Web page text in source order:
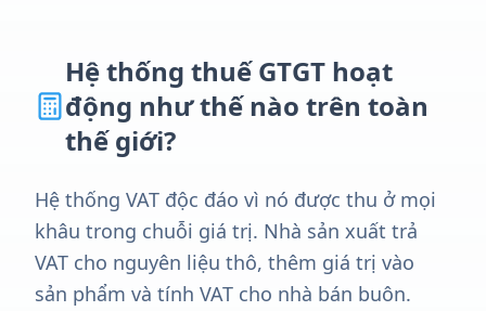
Hệ thống thuế GTGT hoạt
động như thế nào trên toàn
thế giới?
Hệ thống VAT độc đáo vì nó được thu ở mọi
khâu trong chuỗi giá trị. Nhà sản xuất trả
VAT cho nguyên liệu thô, thêm giá trị vào
sản phẩm và tính VAT cho nhà bán buôn.